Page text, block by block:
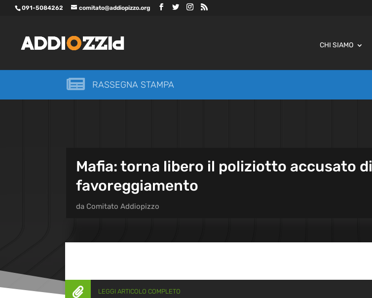
091-5084262 comitato@addiopizzo.org
CHI SIAMO
 RASSEGNA STAMPA
Mafia: torna libero il poliziotto accusato di
favoreggiamento
da Comitato Addiopizzo
 LEGGI ARTICOLO COMPLETO